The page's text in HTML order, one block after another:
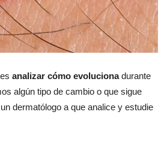
analizar cómo evolucionadurante
algún tipo de cambio o que sigue
dermatólogo a que analice y estudie